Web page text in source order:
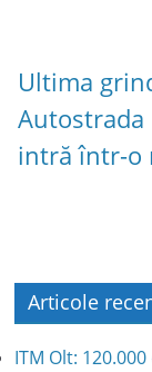
Ultima
Autostrada
intră într-o
Articole
ITM Olt: